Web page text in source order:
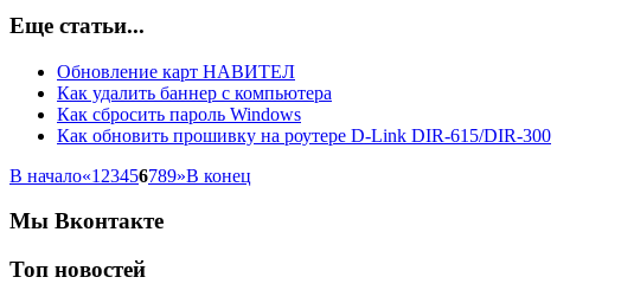
Еще статьи...
Обновление карт НАВИТЕЛ
Как удалить баннер с компьютера
Как сбросить пароль Windows
Как обновить прошивку на роутере D-Link DIR-615/DIR-300
В начало«1 23456789»В конец
Мы Вконтакте
Топ новостей